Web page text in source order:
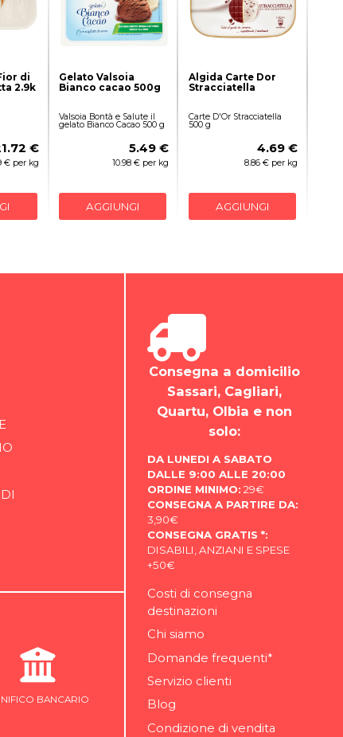
di
2.9k
€
€ per kg
Gelato Valsoia
Bianco cacao 500g
Valsoia Bontà e Salute il
gelato Bianco Cacao 500 g
5.49 €
10.98 € per kg
AGGIUNGI
Algida Carte Dor
Stracciatella
Carte D'Or Stracciatella
500 g
4.69 €
8.86 € per kg
AGGIUNGI
BANCARIO
Consegna a domicilio
Sassari, Cagliari,
Quartu, Olbia e non
solo:
DA LUNEDI A SABATO
DALLE 9:00 ALLE 20:00
ORDINE MINIMO: 29€
CONSEGNA A PARTIRE DA:
3,90€
CONSEGNA GRATIS *:
DISABILI, ANZIANI E SPESE
+50€
Costi di consegna
destinazioni
Chi siamo
Domande frequenti*
Servizio clienti
Blog
Condizione di vendita